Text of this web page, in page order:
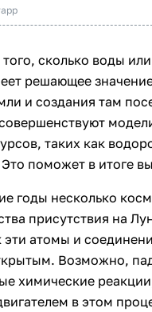
сколько воды
решающее
и создания там
таких как
поможет в итоге
годы несколько
присутствия на
эти атомы и
Возможно,
химические
в этом